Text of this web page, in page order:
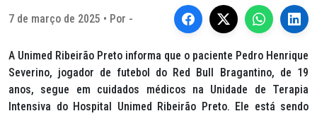
7 de março de 2025 • Por -
A Unimed Ribeirão Preto informa que o paciente Pedro Henrique
Severino, jogador de futebol do Red Bull Bragantino, de 19
anos, segue em cuidados médicos na Unidade de Terapia
Intensiva do Hospital Unimed Ribeirão Preto. Ele está sendo